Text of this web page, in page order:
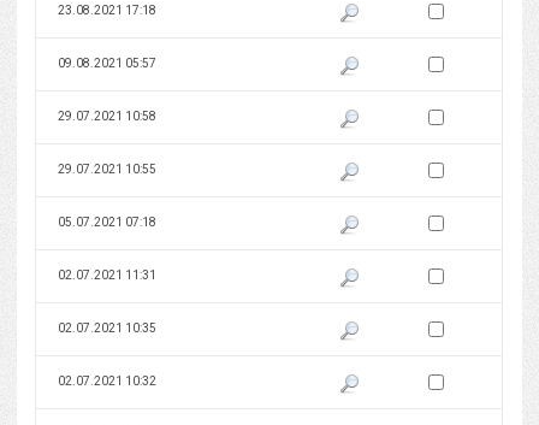
23.08.2021 17:18 Pokaż podgląd wersji z dnia
Zaznacz wersję do
09.08.2021 05:57 Pokaż podgląd wersji z dnia
Zaznacz wersję do
29.07.2021 10:58 Pokaż podgląd wersji z dnia
Zaznacz wersję do
29.07.2021 10:55 Pokaż podgląd wersji z dnia
Zaznacz wersję do
05.07.2021 07:18 Pokaż podgląd wersji z dnia
Zaznacz wersję do
02.07.2021 11:31 Pokaż podgląd wersji z dnia
Zaznacz wersję do
02.07.2021 10:35 Pokaż podgląd wersji z dnia
Zaznacz wersję do
02.07.2021 10:32 Pokaż podgląd wersji z dnia
Zaznacz wersję do